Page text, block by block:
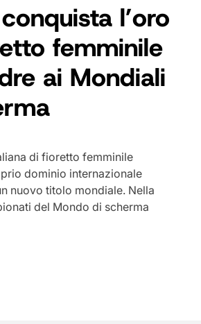
l’oro
femminile
ai Mondiali
di fioretto femminile
dominio internazionale
nuovo titolo mondiale. Nella
del Mondo di scherma